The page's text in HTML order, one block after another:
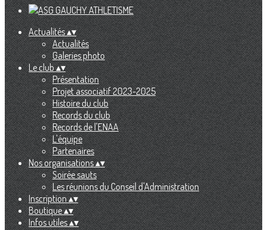
Actualités▴▾
Actualités
Galeries photo
Le club▴▾
Présentation
Projet associatif 2023-2025
Histoire du club
Records du club
Records de l'ENAA
L'équipe
Partenaires
Nos organisations▴▾
Soirée sauts
Les réunions du Conseil d'Administration
Inscription▴▾
Boutique▴▾
Infos utiles▴▾